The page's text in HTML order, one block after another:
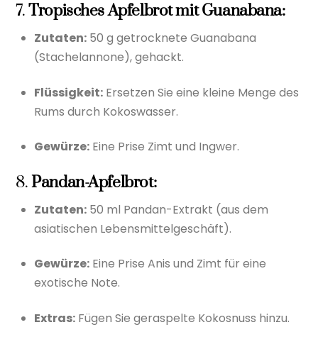
7.Tropisches Apfelbrot mit Guanabana:
Zutaten: 50 g getrocknete Guanabana
(Stachelannone), gehackt.
Flüssigkeit: Ersetzen Sie eine kleine Menge des
Rums durch Kokoswasser.
Gewürze: Eine Prise Zimt und Ingwer.
8.Pandan-Apfelbrot:
Zutaten: 50 ml Pandan-Extrakt (aus dem
asiatischen Lebensmittelgeschäft).
Gewürze: Eine Prise Anis und Zimt für eine
exotische Note.
Extras: Fügen Sie geraspelte Kokosnuss hinzu.